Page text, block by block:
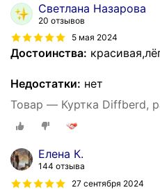
Светлана Назарова
20 отзывов
5 мая 2024
Достоинства:
Недостатки: нет
Товар — Куртка Diffberd,
Елена К.
144 отзыва
27 сентября 2024